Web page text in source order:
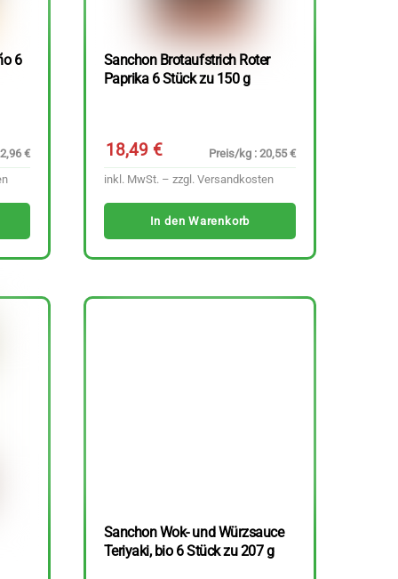
6
€
Sanchon Brotaufstrich Roter
Paprika 6 Stück zu 150 g
18,49€
Preis/kg : 20,55 €
inkl. MwSt. – zzgl. Versandkosten
In den Warenkorb
Sanchon Wok- und Würzsauce
Teriyaki, bio 6 Stück zu 207 g